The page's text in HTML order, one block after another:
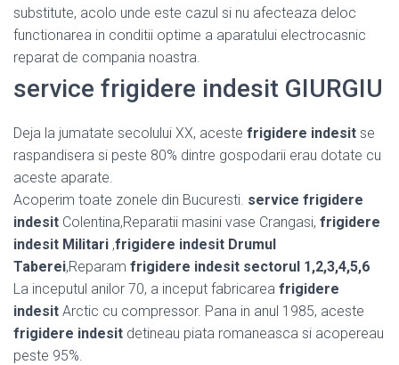
substitute, acolo unde este cazul si nu afecteaza deloc
functionarea in conditii optime a aparatului electrocasnic
reparat de compania noastra.
service frigidere indesit GIURGIU
Deja la jumatate secolului XX, aceste frigidere indesit se
raspandisera si peste 80% dintre gospodarii erau dotate cu
aceste aparate.
Acoperim toate zonele din Bucuresti. service frigidere
indesit Colentina,Reparatii masini vase Crangasi, frigidere
indesit Militari ,frigidere indesit Drumul
Taberei,Reparam frigidere indesit sectorul 1,2,3,4,5,6
La inceputul anilor 70, a inceput fabricarea frigidere
indesit Arctic cu compressor. Pana in anul 1985, aceste
frigidere indesit detineau piata romaneasca si acopereau
peste 95%.